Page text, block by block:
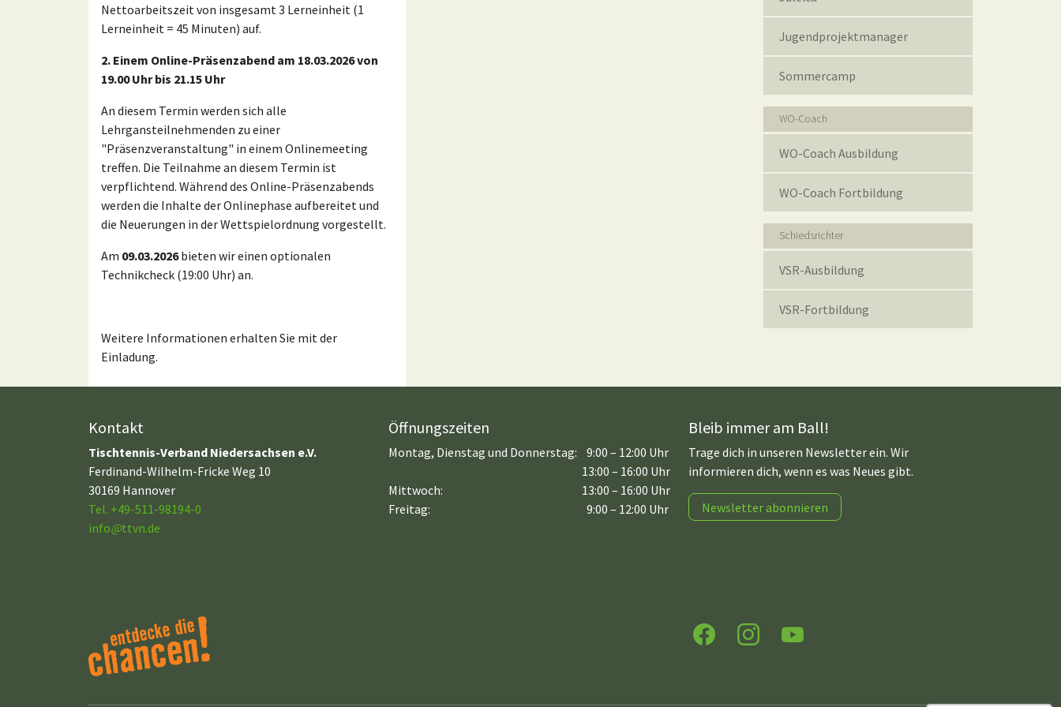
Nettoarbeitszeit von insgesamt 3 Lerneinheit (1
Lerneinheit = 45 Minuten) auf.
2. Einem Online-Präsenzabend am 18.03.2026 von
19.00 Uhr bis 21.15 Uhr
An diesem Termin werden sich alle
Lehrgansteilnehmenden zu einer
"Präsenzveranstaltung" in einem Onlinemeeting
treffen. Die Teilnahme an diesem Termin ist
verpflichtend. Während des Online-Präsenzabends
werden die Inhalte der Onlinephase aufbereitet und
die Neuerungen in der Wettspielordnung vorgestellt.
Am 09.03.2026bieten wir einen optionalen
Technikcheck (19:00 Uhr) an.
Weitere Informationen erhalten Sie mit der
Einladung.
Jugendprojektmanager
Sommercamp
WO-Coach
WO-Coach Ausbildung
WO-Coach Fortbildung
Schiedsrichter
VSR-Ausbildung
VSR-Fortbildung
Kontakt
Tischtennis-Verband Niedersachsen e.V.
Ferdinand-Wilhelm-Fricke Weg 10
30169 Hannover
Tel. +49-511-98194-0
info@ttvn.de
Öffnungszeiten
Montag, Dienstag und Donnerstag:
9:00 – 12:00 Uhr
13:00 – 16:00 Uhr
Mittwoch:
Freitag:
13:00 – 16:00 Uhr
9:00 – 12:00 Uhr
Bleib immer am Ball!
Trage dich in unseren Newsletter ein. Wir
informieren dich, wenn es was Neues gibt.
Newsletter abonnieren